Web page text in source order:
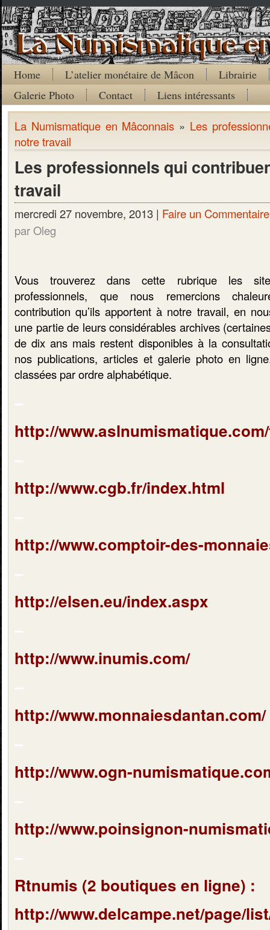
Home L’atelier monétaire de Mâcon
Librairie
Galerie Photo
Contact Liens intéressants
La Numismatique en Mâconnais » Les
notre travail
Les professionnels qui
travail
mercredi 27 novembre, 2013 | Faire un Commentaire
par Oleg
Vous trouverez dans cette rubrique les
professionnels, que nous remercions
contribution qu’ils apportent à notre travail, en
une partie de leurs considérables archives
de dix ans mais restent disponibles à la
nos publications, articles et galerie photo en
classées par ordre alphabétique.
http://
http://www.cgb.fr/index.html
http://www.comptoir-des-
http://elsen.eu/index.aspx
http://www.inumis.com/
http://www.monnaiesdantan.com/
http://www.ogn-
http://www.poinsignon-
Rtnumis (2 boutiques en ligne) :
http://www.delcampe.net/page/